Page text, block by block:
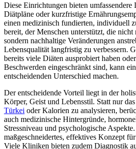
Diese Einrichtungen bieten umfassendere
Diätpläne oder kurzfristige
einen medizinisch fundierten, individuell
bereit, der Menschen unterstützt, die nicht
sondern nachhaltige Veränderungen
Lebensqualität langfristig zu verbessern.
bereits viele Diäten ausprobiert haben
Beschwerden eingeschränkt sind, kann
entscheidenden Unterschied machen.
Der entscheidende Vorteil liegt in der
Körper, Geist und Lebensstil. Statt nur das
Türkei oder Kalorien zu analysieren,
auch medizinische Hintergründe,
Stressniveau und psychologische
maßgeschneidertes, effektives Konzept
Viele Kliniken bieten zudem Diagnostik